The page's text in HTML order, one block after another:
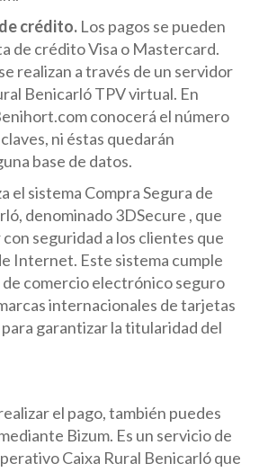
crédito. Los pagos se pueden
de crédito Visa o Mastercard.
realizan a través de un servidor
Benicarló TPV virtual. En
conocerá el número
ni éstas quedarán
base de datos.
el sistema Compra Segura de
denominado 3DSecure , que
seguridad a los clientes que
Internet. Este sistema cumple
de comercio electrónico seguro
internacionales de tarjetas
garantizar la titularidad del
el pago, también puedes
Bizum. Es un servicio de
Caixa Rural Benicarló que